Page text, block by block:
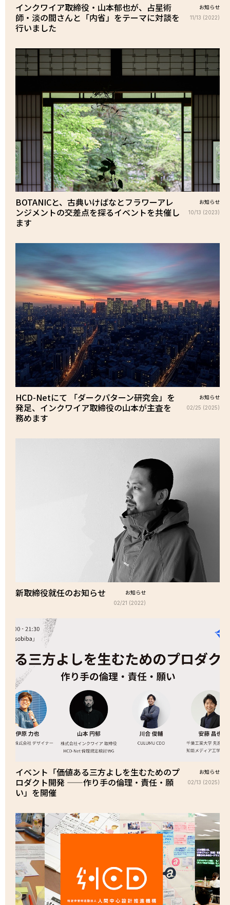
インクワイア取締役・山本郁也が、占星術
師・淡の間さんと「内省」をテーマに対談を
行いました
お知らせ
11/13 (2022)
BOTANICと、古典いけばなとフラワーアレ
ンジメントの交差点を探るイベントを共催し
ます
お知らせ
10/13 (2023)
HCD-Netにて 「ダークパターン研究会」を
発足、インクワイア取締役の山本が主査を
務めます
お知らせ
02/25 (2025)
新取締役就任のお知らせ お知らせ
02/21 (2022)
イベント「価値ある三方よしを生むためのプ
ロダクト開発 ——作り手の倫理・責任・願
い」を開催
お知らせ
02/13 (2025)